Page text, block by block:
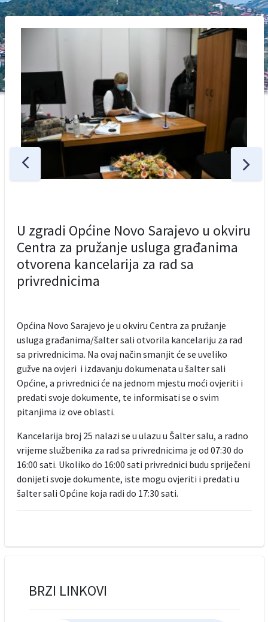
U zgradi Općine Novo Sarajevo u okviru
Centra za pružanje usluga građanima
otvorena kancelarija za rad sa
privrednicima
Općina Novo Sarajevo je u okviru Centra za pružanje
usluga građanima/šalter sali otvorila kancelariju za rad
sa privrednicima. Na ovaj način smanjit će se uveliko
gužve na ovjeri i izdavanju dokumenata u šalter sali
Općine, a privrednici će na jednom mjestu moći ovjeriti i
predati svoje dokumente, te informisati se o svim
pitanjima iz ove oblasti.
Kancelarija broj 25 nalazi se u ulazu u Šalter salu, a radno
vrijeme službenika za rad sa privrednicima je od 07:30 do
16:00 sati. Ukoliko do 16:00 sati privrednici budu spriječeni
donijeti svoje dokumente, iste mogu ovjeriti i predati u
šalter sali Općine koja radi do 17:30 sati.
BRZI LINKOVI